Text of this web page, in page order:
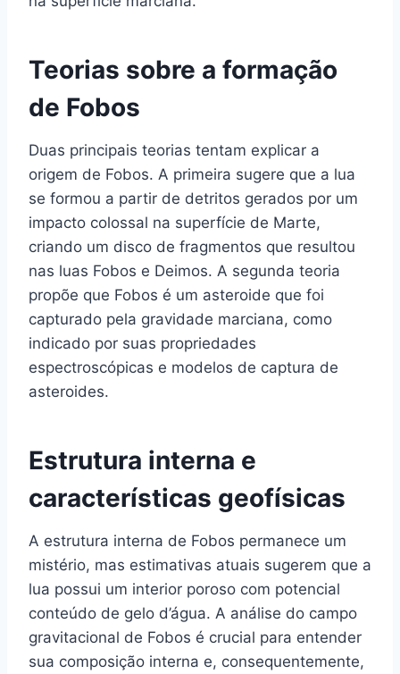
Teorias sobre a formação
de Fobos
Duas principais teorias tentam explicar a
origem de Fobos. A primeira sugere que a lua
se formou a partir de detritos gerados por um
impacto colossal na superfície de Marte,
criando um disco de fragmentos que resultou
nas luas Fobos e Deimos. A segunda teoria
propõe que Fobos é um asteroide que foi
capturado pela gravidade marciana, como
indicado por suas propriedades
espectroscópicas e modelos de captura de
asteroides.
Estrutura interna e
características geofísicas
A estrutura interna de Fobos permanece um
mistério, mas estimativas atuais sugerem que a
lua possui um interior poroso com potencial
conteúdo de gelo d’água. A análise do campo
gravitacional de Fobos é crucial para entender
sua composição interna e, consequentemente,